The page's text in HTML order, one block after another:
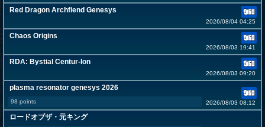
Red Dragon Archfiend Genesys
2026/08/04 04:25
Chaos Origins
2026/08/03 19:41
RDA: Bystial Centur-Ion
2026/08/03 09:20
plasma resonator genesys 2026
98 points 2026/08/03 08:12
ロードオブザ・元キング